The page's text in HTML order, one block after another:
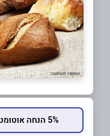
5% הנחה אוטומטית למשלמים בכרטיס המועדון